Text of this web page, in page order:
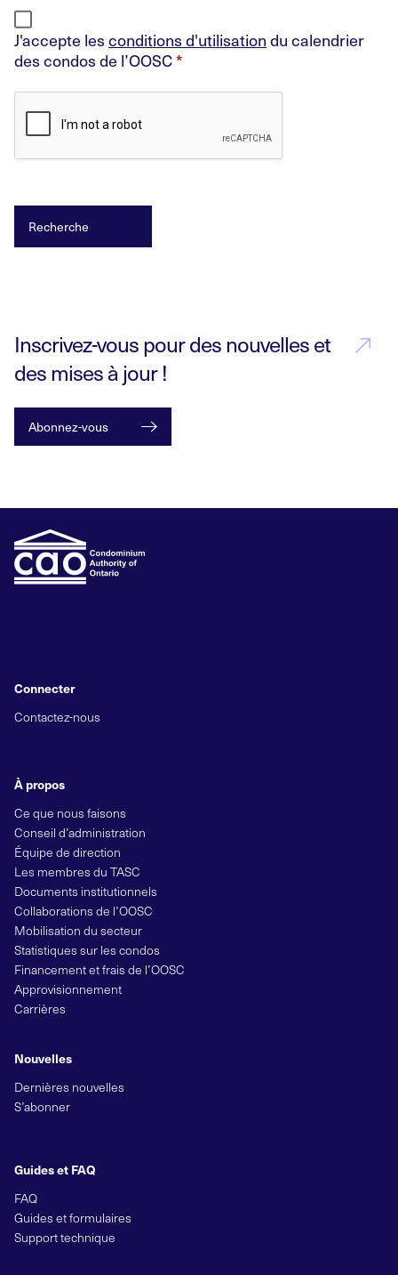
J'accepte lesconditions d'utilisationdu calendrier
des condos de l’OOSC*
Inscrivez-vous pour des nouvelles et
des mises à jour !
Abonnez-vous
À propos
Ce que nous faisons
Conseil d’administration
Équipe de direction
Les membres du TASC
Documents institutionnels
Collaborations de l’OOSC
Mobilisation du secteur
Statistiques sur les condos
Financement et frais de l’OOSC
Approvisionnement
Carrières
Nouvelles
Dernières nouvelles
S’abonner
Guides et FAQ
FAQ
Guides et formulaires
Support technique
Connecter
Contactez-nous